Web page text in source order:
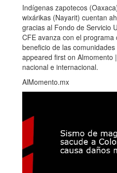
Indígenas zapotecos
wixárikas (Nayarit) cuentan
gracias al Fondo de Servicio
CFE avanza con el
beneficio de las
appeared first on Almomento
nacional e internacional.
AlMomento.mx